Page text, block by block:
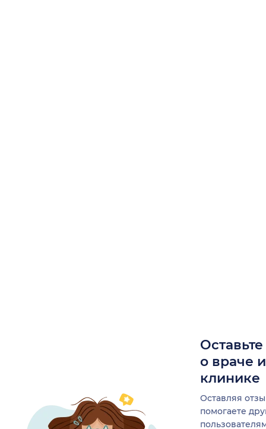
о враче
клинике
Оставляя
помогаете